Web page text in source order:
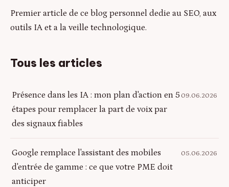
Premier article de ce blog personnel dedie au SEO, aux
outils IA et a la veille technologique.
Tous les articles
Présence dans les IA : mon plan d'action en 5
étapes pour remplacer la part de voix par
des signaux fiables
09.06.2026
Google remplace l'assistant des mobiles
d'entrée de gamme : ce que votre PME doit
anticiper
05.06.2026